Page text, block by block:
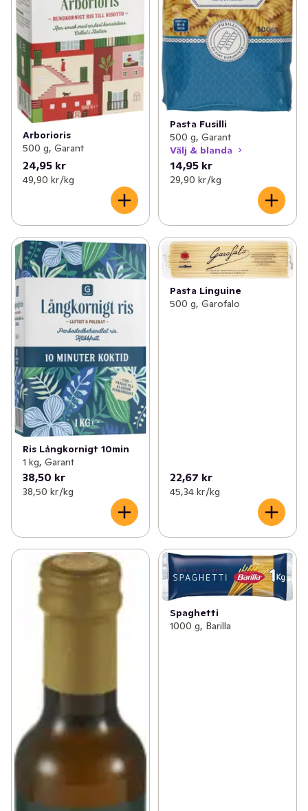
Arborioris
500 g, Garant
24,95 kr
49,90 kr /kg
Pasta Fusilli
500 g, Garant
Välj & blanda
14,95 kr
29,90 kr /kg
Ris Långkornigt 10min
1 kg, Garant
38,50 kr
38,50 kr /kg
Pasta Linguine
500 g, Garofalo
22,67 kr
45,34 kr /kg
Spaghetti
1000 g, Barilla